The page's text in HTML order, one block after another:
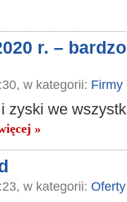
r. –
w kategorii: Firmy
zyski we
»
w kategorii: